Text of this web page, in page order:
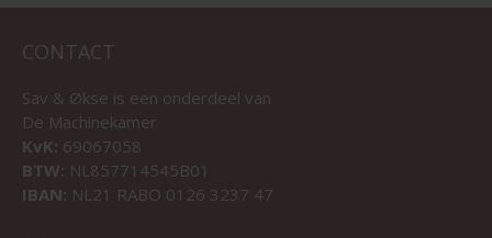
CONTACT
Sav & Økse is een onderdeel van
De Machinekamer
KvK: 69067058
BTW: NL857714545B01
IBAN: NL21 RABO 0126 3237 47